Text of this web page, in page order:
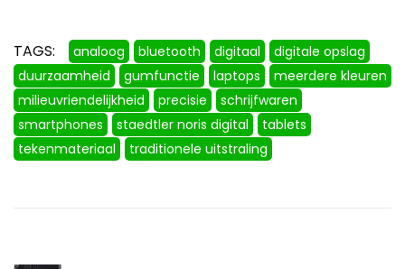
TAGS: analoog bluetooth digitaal
digitale opslag
duurzaamheid
gumfunctie laptops
meerdere kleuren
milieuvriendelijkheid
precisie
schrijfwaren
smartphones
staedtler noris digital
tablets
tekenmateriaal
traditionele uitstraling